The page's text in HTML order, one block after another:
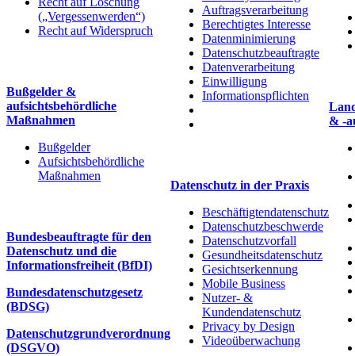
(„Vergessenwerden“)
Recht auf Widerspruch
Bußgelder &
aufsichtsbehördliche
Maßnahmen
Bußgelder
Aufsichtsbehördliche
Maßnahmen
Bundesbeauftragte für den
Datenschutz und die
Informationsfreiheit (BfDI)
Bundesdatenschutzgesetz
(BDSG)
Datenschutzgrundverordnung
(DSGVO)
Auftragsverarbeitung
Berechtigtes Interesse
Datenminimierung
Datenschutzbeauftragte
Datenverarbeitung
Einwilligung
Informationspflichten
Datenschutz in der Praxis
Beschäftigtendatenschutz
Datenschutzbeschwerde
Datenschutzvorfall
Gesundheitsdatenschutz
Gesichtserkennung
Mobile Business
Nutzer- &
Kundendatenschutz
Privacy by Design
Videoüberwachung
& -